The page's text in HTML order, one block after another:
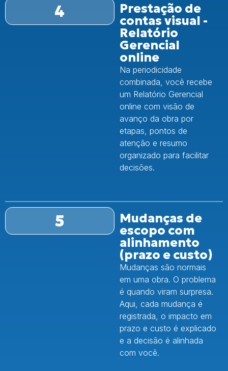
4
Prestação de
contas visual -
Relatório
Gerencial
online
Na periodicidade
combinada, você recebe
um Relatório Gerencial
online com visão de
avanço da obra por
etapas, pontos de
atenção e resumo
organizado para facilitar
decisões.
5
Mudanças de
escopo com
alinhamento
(prazo e custo)
Mudanças são normais
em uma obra. O problema
é quando viram surpresa.
Aqui, cada mudança é
registrada, o impacto em
prazo e custo é explicado
e a decisão é alinhada
com você.